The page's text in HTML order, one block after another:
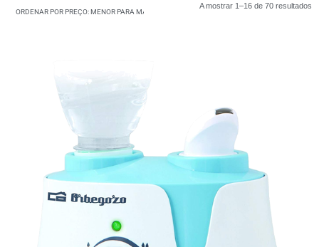
A mostrar 1–16 de 70 resultados